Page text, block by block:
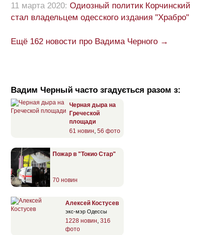
11 марта 2020: Одиозный политик Корчинский
стал владельцем одесского издания "Храбро"
Ещё 162 новости про Вадима Черного →
Вадим Черный часто згадується разом з:
Черная дыра на
Греческой
площади
61 новин 56 фото
Пожар в "Токио Стар"
70 новин
Алексей Костусев
экс-мэр Одессы
1228 новин 316
фото